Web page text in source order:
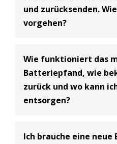
und zurücksenden.
vorgehen?
innerhalb von 30 Tagen
zurückzusenden. Dabei
freiwilligen
Industrie-Germany GmbH
Wie funktioniert das
Batteriepfand, wie
zurück und wo kann
entsorgen?
Ich brauche eine